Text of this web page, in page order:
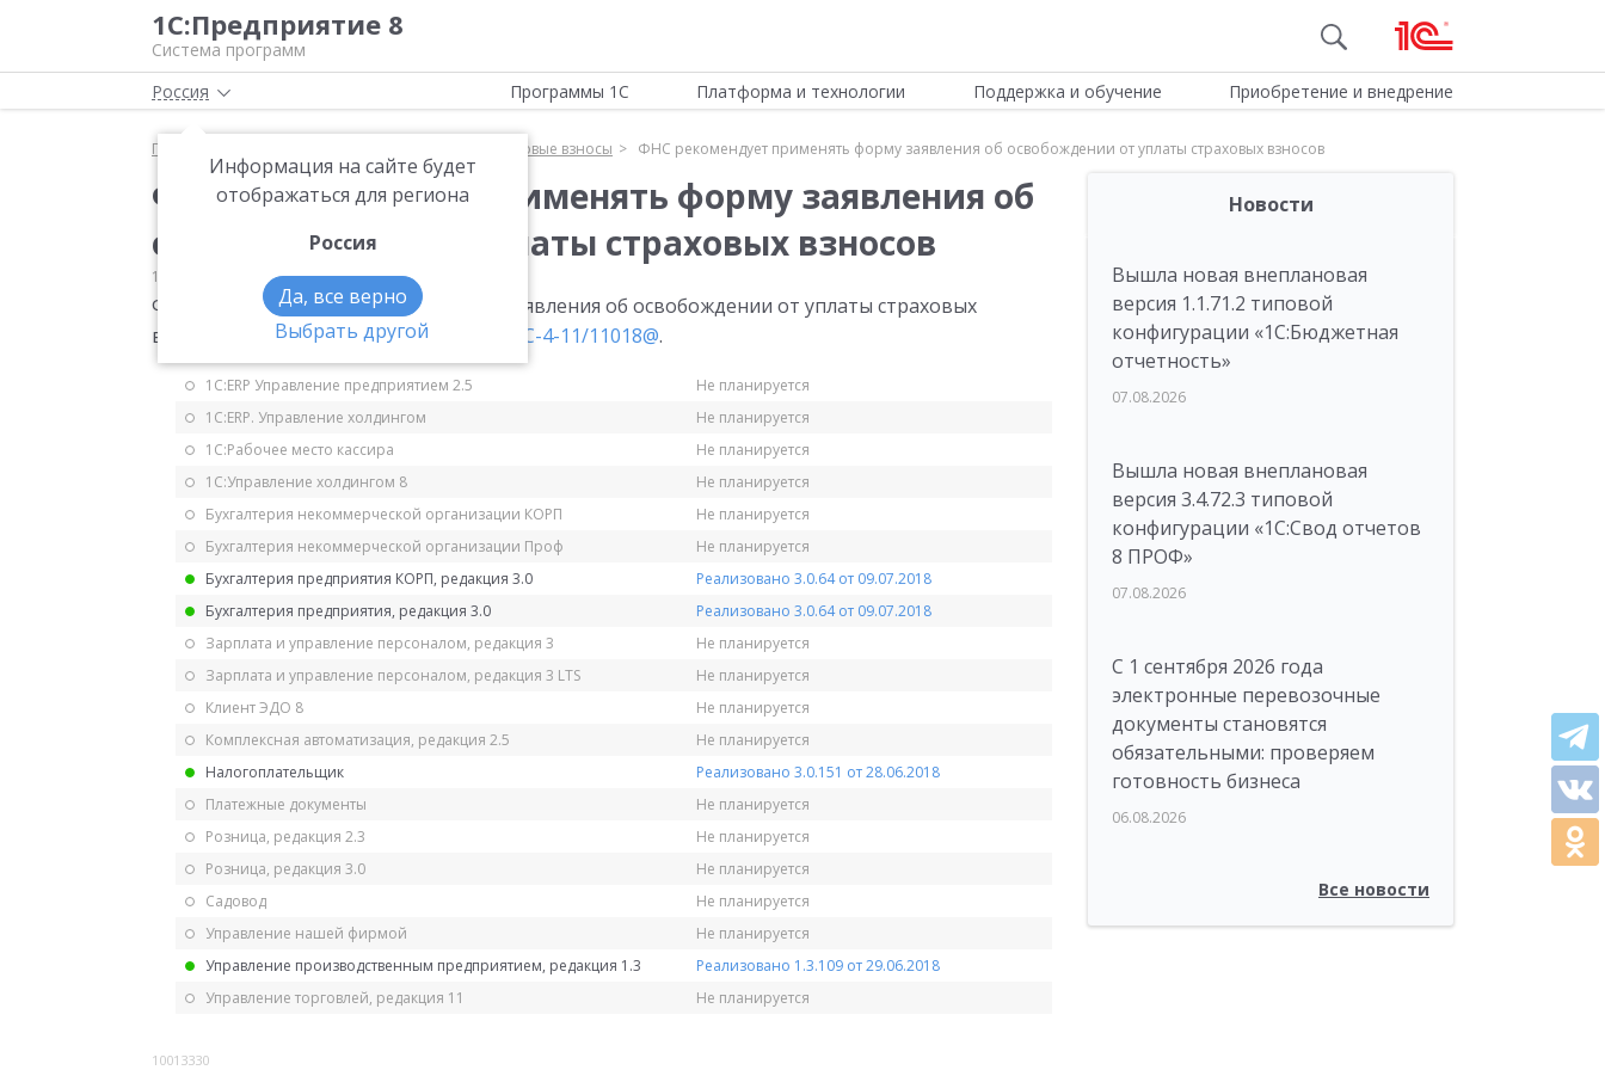
1С:Предприятие 8
Система программ
Россия
Информация на сайте будет
отображаться для региона
Россия
Да, все верно
Выбрать другой
Программы 1С Платформа и технологии Поддержка и обучение Приобретение и внедрение
Главная Страховые взносы ФНС рекомендует применять форму заявления об освобождении от уплаты страховых взносов
ФНС рекомендует применять форму заявления об
освобождении от уплаты страховых взносов
18.06.2018 Страховые взносы
ФНС рекомендует применять форму заявления об освобождении от уплаты страховых
взносов.
Письмо ФНС от 07.06.2018 № БС-4-11/11018@.
1С:ERP Управление предприятием 2.5
Не планируется
1С:ERP. Управление холдингом
Не планируется
1С:Рабочее место кассира
Не планируется
1С:Управление холдингом 8
Не планируется
Бухгалтерия некоммерческой организации КОРП
Не планируется
Бухгалтерия некоммерческой организации Проф
Не планируется
Бухгалтерия предприятия КОРП, редакция 3.0
Реализовано 3.0.64 от 09.07.2018
Бухгалтерия предприятия, редакция 3.0
Реализовано 3.0.64 от 09.07.2018
Зарплата и управление персоналом, редакция 3
Не планируется
Зарплата и управление персоналом, редакция 3 LTS
Не планируется
Клиент ЭДО 8
Не планируется
Комплексная автоматизация, редакция 2.5
Не планируется
Налогоплательщик
Реализовано 3.0.151 от 28.06.2018
Платежные документы
Не планируется
Розница, редакция 2.3
Не планируется
Розница, редакция 3.0
Не планируется
Садовод
Не планируется
Управление нашей фирмой
Не планируется
Управление производственным предприятием, редакция 1.3
Реализовано 1.3.109 от 29.06.2018
Управление торговлей, редакция 11
Не планируется
10013330
Новости
Вышла новая внеплановая
версия 1.1.71.2 типовой
конфигурации «1C:Бюджетная
отчетность»
07.08.2026
Вышла новая внеплановая
версия 3.4.72.3 типовой
конфигурации «1C:Свод отчетов
8 ПРОФ»
07.08.2026
С 1 сентября 2026 года
электронные перевозочные
документы становятся
обязательными: проверяем
готовность бизнеса
06.08.2026
Все новости